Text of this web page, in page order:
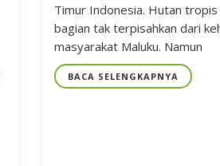
Timur Indonesia. Hutan
bagian tak terpisahkan dari
masyarakat Maluku. Namun
BACA SELENGKAPNYA